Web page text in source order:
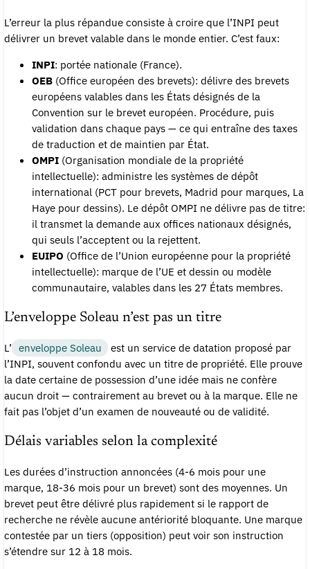
L’erreur la plus répandue consiste à croire que l’INPI peut
délivrer un brevet valable dans le monde entier. C’est faux:
INPI: portée nationale (France).
OEB (Office européen des brevets): délivre des brevets
européens valables dans les États désignés de la
Convention sur le brevet européen. Procédure, puis
validation dans chaque pays — ce qui entraîne des taxes
de traduction et de maintien par État.
OMPI (Organisation mondiale de la propriété
intellectuelle): administre les systèmes de dépôt
international (PCT pour brevets, Madrid pour marques, La
Haye pour dessins). Le dépôt OMPI ne délivre pas de titre:
il transmet la demande aux offices nationaux désignés,
qui seuls l’acceptent ou la rejettent.
EUIPO (Office de l’Union européenne pour la propriété
intellectuelle): marque de l’UE et dessin ou modèle
communautaire, valables dans les 27 États membres.
L’enveloppe Soleau n’est pas un titre
L’ enveloppe Soleau
est un service de datation proposé par
l’INPI, souvent confondu avec un titre de propriété. Elle prouve
la date certaine de possession d’une idée mais ne confère
aucun droit — contrairement au brevet ou à la marque. Elle ne
fait pas l’objet d’un examen de nouveauté ou de validité.
Délais variables selon la complexité
Les durées d’instruction annoncées (4-6 mois pour une
marque, 18-36 mois pour un brevet) sont des moyennes. Un
brevet peut être délivré plus rapidement si le rapport de
recherche ne révèle aucune antériorité bloquante. Une marque
contestée par un tiers (opposition) peut voir son instruction
s’étendre sur 12 à 18 mois.